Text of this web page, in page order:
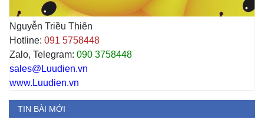
Nguyễn Triều Thiên
Hotline: 091 5758448
Zalo, Telegram: 090 3758448
sales@Luudien.vn
www.Luudien.vn
TIN BÀI MỚI